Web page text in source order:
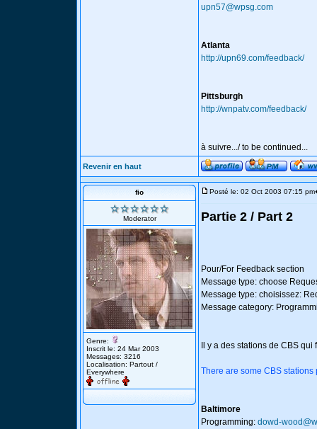
upn57@wpsg.com
Atlanta
http://upn69.com/feedback/
Pittsburgh
http://wnpatv.com/feedback/
à suivre.../ to be continued...
Revenir en haut
fio
Moderator
Genre:
Inscrit le: 24 Mar 2003
Messages: 3216
Localisation: Partout /
Everywhere
Posté le: 02 Oct 2003 07:15 pm
Partie 2 / Part 2
Pour/For Feedback section
Message type: choose
Message type: choisissez:
Message category:
Il y a des stations de CBS
There are some CBS
Baltimore
Programming: dowd-